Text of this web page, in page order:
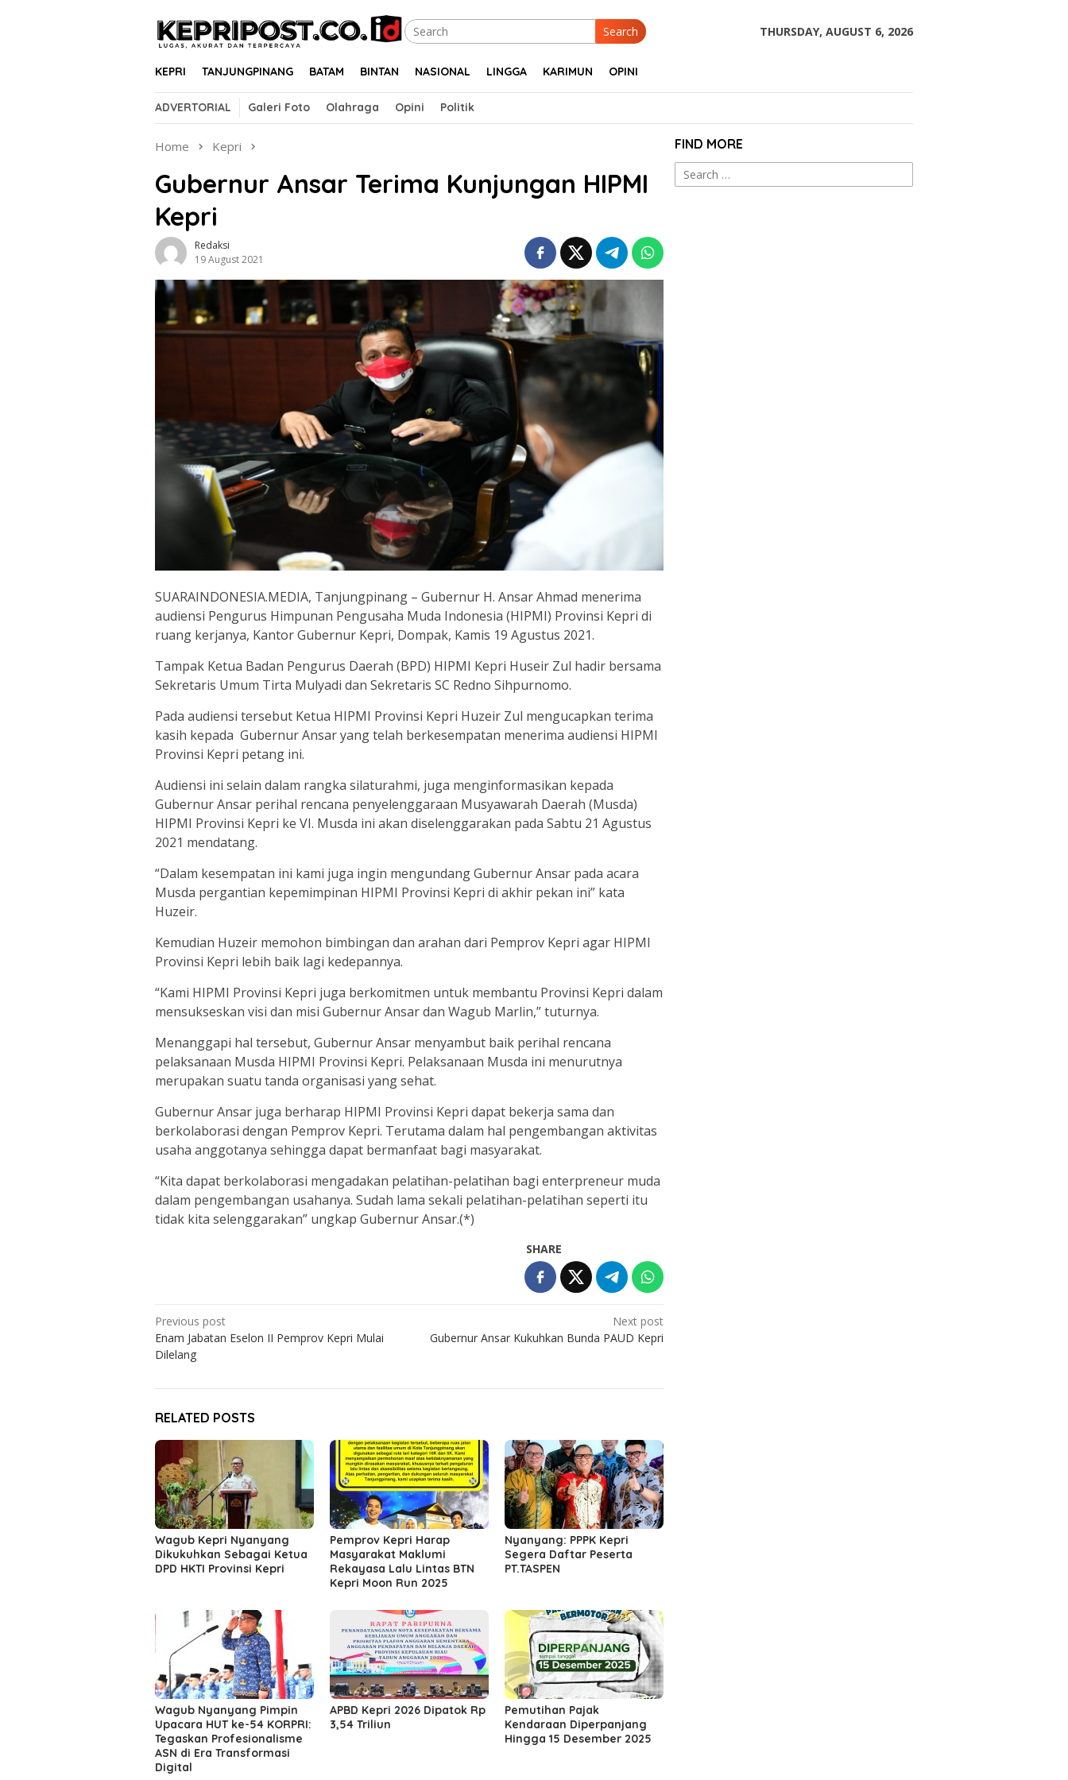
Search THURSDAY, AUGUST 6, 2026
KEPRI TANJUNGPINANG BATAM BINTAN NASIONAL LINGGA KARIMUN OPINI
ADVERTORIAL Galeri Foto Olahraga Opini Politik
Home Kepri
Gubernur Ansar Terima Kunjungan HIPMI
Kepri
Redaksi
19 August 2021
SUARAINDONESIA.MEDIA, Tanjungpinang – Gubernur H. Ansar Ahmad menerima
audiensi Pengurus Himpunan Pengusaha Muda Indonesia (HIPMI) Provinsi Kepri di
ruang kerjanya, Kantor Gubernur Kepri, Dompak, Kamis 19 Agustus 2021.
Tampak Ketua Badan Pengurus Daerah (BPD) HIPMI Kepri Huseir Zul hadir bersama
Sekretaris Umum Tirta Mulyadi dan Sekretaris SC Redno Sihpurnomo.
Pada audiensi tersebut Ketua HIPMI Provinsi Kepri Huzeir Zul mengucapkan terima
kasih kepada Gubernur Ansar yang telah berkesempatan menerima audiensi HIPMI
Provinsi Kepri petang ini.
Audiensi ini selain dalam rangka silaturahmi, juga menginformasikan kepada
Gubernur Ansar perihal rencana penyelenggaraan Musyawarah Daerah (Musda)
HIPMI Provinsi Kepri ke VI. Musda ini akan diselenggarakan pada Sabtu 21 Agustus
2021 mendatang.
“Dalam kesempatan ini kami juga ingin mengundang Gubernur Ansar pada acara
Musda pergantian kepemimpinan HIPMI Provinsi Kepri di akhir pekan ini” kata
Huzeir.
Kemudian Huzeir memohon bimbingan dan arahan dari Pemprov Kepri agar HIPMI
Provinsi Kepri lebih baik lagi kedepannya.
“Kami HIPMI Provinsi Kepri juga berkomitmen untuk membantu Provinsi Kepri dalam
mensukseskan visi dan misi Gubernur Ansar dan Wagub Marlin,” tuturnya.
Menanggapi hal tersebut, Gubernur Ansar menyambut baik perihal rencana
pelaksanaan Musda HIPMI Provinsi Kepri. Pelaksanaan Musda ini menurutnya
merupakan suatu tanda organisasi yang sehat.
Gubernur Ansar juga berharap HIPMI Provinsi Kepri dapat bekerja sama dan
berkolaborasi dengan Pemprov Kepri. Terutama dalam hal pengembangan aktivitas
usaha anggotanya sehingga dapat bermanfaat bagi masyarakat.
“Kita dapat berkolaborasi mengadakan pelatihan-pelatihan bagi enterpreneur muda
dalam pengembangan usahanya. Sudah lama sekali pelatihan-pelatihan seperti itu
tidak kita selenggarakan” ungkap Gubernur Ansar.(*)
SHARE
Post
navigation
Previous post
Enam Jabatan Eselon II Pemprov Kepri Mulai
Dilelang
Next post
Gubernur Ansar Kukuhkan Bunda PAUD Kepri
RELATED POSTS
Wagub Kepri Nyanyang
Dikukuhkan Sebagai Ketua
DPD HKTI Provinsi Kepri
Pemprov Kepri Harap
Masyarakat Maklumi
Rekayasa Lalu Lintas BTN
Kepri Moon Run 2025
Nyanyang: PPPK Kepri
Segera Daftar Peserta
PT.TASPEN
Wagub Nyanyang Pimpin
Upacara HUT ke-54 KORPRI:
Tegaskan Profesionalisme
ASN di Era Transformasi
Digital
APBD Kepri 2026 Dipatok Rp
3,54 Triliun
Pemutihan Pajak
Kendaraan Diperpanjang
Hingga 15 Desember 2025
FIND MORE
Search
for: